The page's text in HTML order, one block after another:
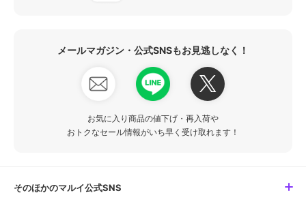
メールマガジン・公式SNSもお見逃しなく！
お気に入り商品の値下げ・再入荷や
おトクなセール情報がいち早く受け取れます！
そのほかのマルイ公式SNS